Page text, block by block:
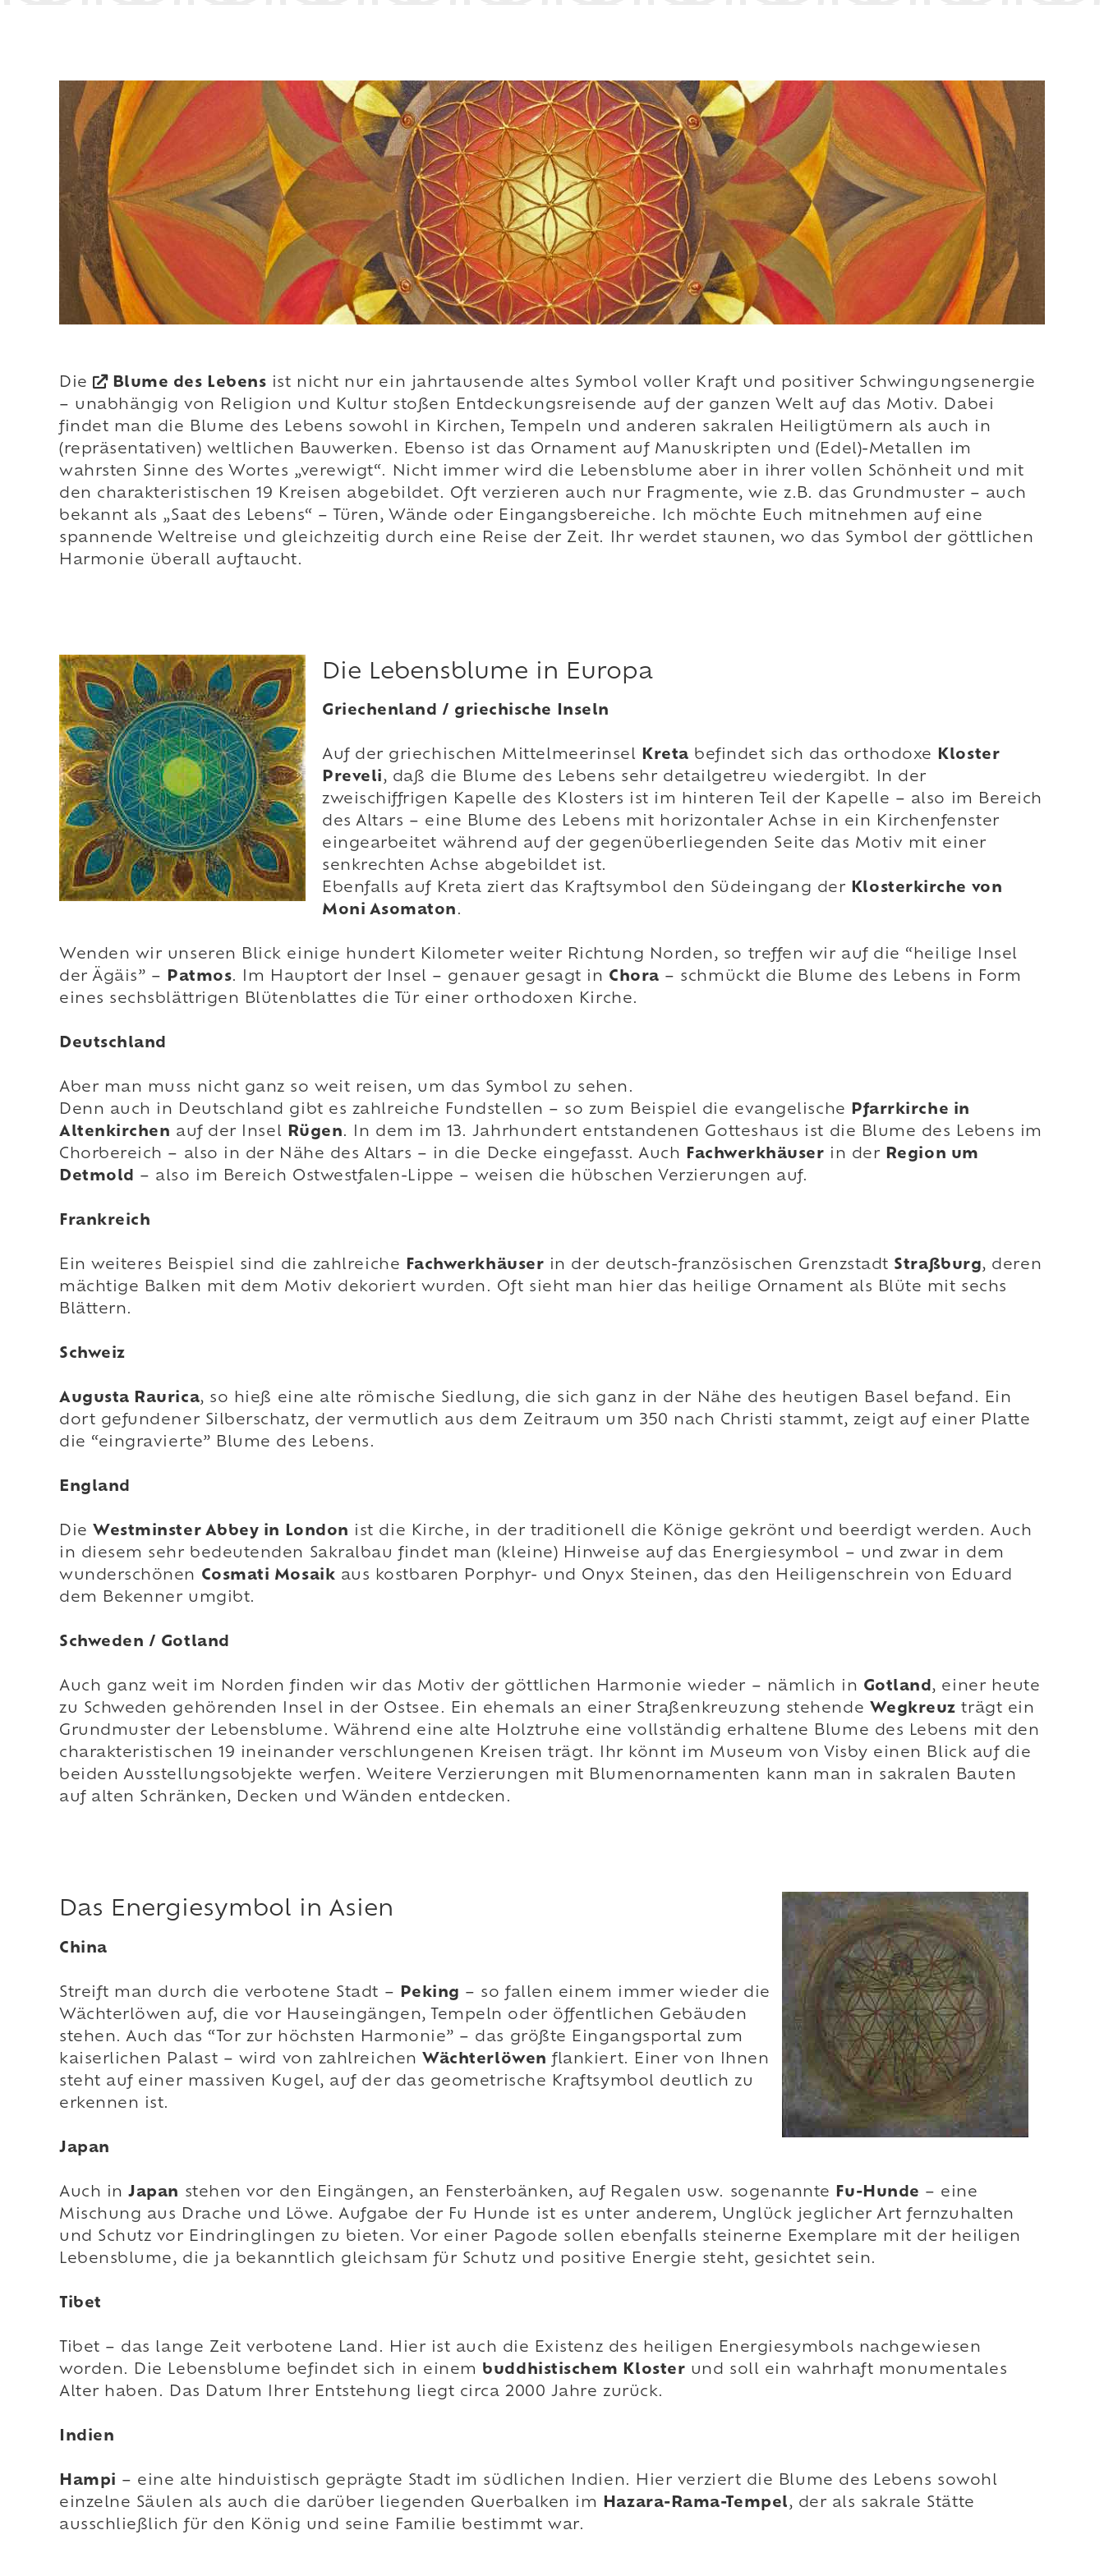
Die Blume des Lebens ist nicht nur ein jahrtausende altes Symbol voller Kraft und positiver Schwingungsenergie
– unabhängig von Religion und Kultur stoßen Entdeckungsreisende auf der ganzen Welt auf das Motiv. Dabei
findet man die Blume des Lebens sowohl in Kirchen, Tempeln und anderen sakralen Heiligtümern als auch in
(repräsentativen) weltlichen Bauwerken. Ebenso ist das Ornament auf Manuskripten und (Edel)-Metallen im
wahrsten Sinne des Wortes „verewigt“. Nicht immer wird die Lebensblume aber in ihrer vollen Schönheit und mit
den charakteristischen 19 Kreisen abgebildet. Oft verzieren auch nur Fragmente, wie z.B. das Grundmuster – auch
bekannt als „Saat des Lebens“ – Türen, Wände oder Eingangsbereiche. Ich möchte Euch mitnehmen auf eine
spannende Weltreise und gleichzeitig durch eine Reise der Zeit. Ihr werdet staunen, wo das Symbol der göttlichen
Harmonie überall auftaucht.
Die Lebensblume in Europa
Griechenland / griechische Inseln
Auf der griechischen Mittelmeerinsel Kreta befindet sich das orthodoxe Kloster
Preveli, daß die Blume des Lebens sehr detailgetreu wiedergibt. In der
zweischiffrigen Kapelle des Klosters ist im hinteren Teil der Kapelle – also im Bereich
des Altars – eine Blume des Lebens mit horizontaler Achse in ein Kirchenfenster
eingearbeitet während auf der gegenüberliegenden Seite das Motiv mit einer
senkrechten Achse abgebildet ist.
Ebenfalls auf Kreta ziert das Kraftsymbol den Südeingang der Klosterkirche von
Moni Asomaton .
Wenden wir unseren Blick einige hundert Kilometer weiter Richtung Norden, so treffen wir auf die “heilige Insel
der Ägäis” – Patmos. Im Hauptort der Insel – genauer gesagt in Chora – schmückt die Blume des Lebens in Form
eines sechsblättrigen Blütenblattes die Tür einer orthodoxen Kirche.
Deutschland
Aber man muss nicht ganz so weit reisen, um das Symbol zu sehen.
Denn auch in Deutschland gibt es zahlreiche Fundstellen – so zum Beispiel die evangelische Pfarrkirche in
Altenkirchen auf der Insel Rügen. In dem im 13. Jahrhundert entstandenen Gotteshaus ist die Blume des Lebens im
Chorbereich – also in der Nähe des Altars – in die Decke eingefasst. Auch Fachwerkhäuser in der Region um
Detmold – also im Bereich Ostwestfalen-Lippe – weisen die hübschen Verzierungen auf.
Frankreich
Ein weiteres Beispiel sind die zahlreiche Fachwerkhäuser in der deutsch-französischen Grenzstadt Straßburg, deren
mächtige Balken mit dem Motiv dekoriert wurden. Oft sieht man hier das heilige Ornament als Blüte mit sechs
Blättern.
Schweiz
Augusta Raurica, so hieß eine alte römische Siedlung, die sich ganz in der Nähe des heutigen Basel befand. Ein
dort gefundener Silberschatz, der vermutlich aus dem Zeitraum um 350 nach Christi stammt, zeigt auf einer Platte
die “eingravierte” Blume des Lebens.
England
Die Westminster Abbey in London ist die Kirche, in der traditionell die Könige gekrönt und beerdigt werden. Auch
in diesem sehr bedeutenden Sakralbau findet man (kleine) Hinweise auf das Energiesymbol – und zwar in dem
wunderschönen Cosmati Mosaik aus kostbaren Porphyr- und Onyx Steinen, das den Heiligenschrein von Eduard
dem Bekenner umgibt.
Schweden / Gotland
Auch ganz weit im Norden finden wir das Motiv der göttlichen Harmonie wieder – nämlich in Gotland, einer heute
zu Schweden gehörenden Insel in der Ostsee. Ein ehemals an einer Straßenkreuzung stehende Wegkreuz trägt ein
Grundmuster der Lebensblume. Während eine alte Holztruhe eine vollständig erhaltene Blume des Lebens mit den
charakteristischen 19 ineinander verschlungenen Kreisen trägt. Ihr könnt im Museum von Visby einen Blick auf die
beiden Ausstellungsobjekte werfen. Weitere Verzierungen mit Blumenornamenten kann man in sakralen Bauten
auf alten Schränken, Decken und Wänden entdecken.
Das Energiesymbol in Asien
China
Streift man durch die verbotene Stadt – Peking – so fallen einem immer wieder die
Wächterlöwen auf, die vor Hauseingängen, Tempeln oder öffentlichen Gebäuden
stehen. Auch das “Tor zur höchsten Harmonie” – das größte Eingangsportal zum
kaiserlichen Palast – wird von zahlreichen Wächterlöwen flankiert. Einer von Ihnen
steht auf einer massiven Kugel, auf der das geometrische Kraftsymbol deutlich zu
erkennen ist.
Japan
Auch inJapan stehen vor den Eingängen, an Fensterbänken, auf Regalen usw. sogenannte Fu-Hunde – eine
Mischung aus Drache und Löwe. Aufgabe der Fu Hunde ist es unter anderem, Unglück jeglicher Art fernzuhalten
und Schutz vor Eindringlingen zu bieten. Vor einer Pagode sollen ebenfalls steinerne Exemplare mit der heiligen
Lebensblume, die ja bekanntlich gleichsam für Schutz und positive Energie steht, gesichtet sein.
Tibet
Tibet – das lange Zeit verbotene Land. Hier ist auch die Existenz des heiligen Energiesymbols nachgewiesen
worden. Die Lebensblume befindet sich in einem buddhistischem Kloster und soll ein wahrhaft monumentales
Alter haben. Das Datum Ihrer Entstehung liegt circa 2000 Jahre zurück.
Indien
Hampi – eine alte hinduistisch geprägte Stadt im südlichen Indien. Hier verziert die Blume des Lebens sowohl
einzelne Säulen als auch die darüber liegenden Querbalken im
Hazara-Rama-Tempel, der als sakrale Stätte
ausschließlich für den König und seine Familie bestimmt war.